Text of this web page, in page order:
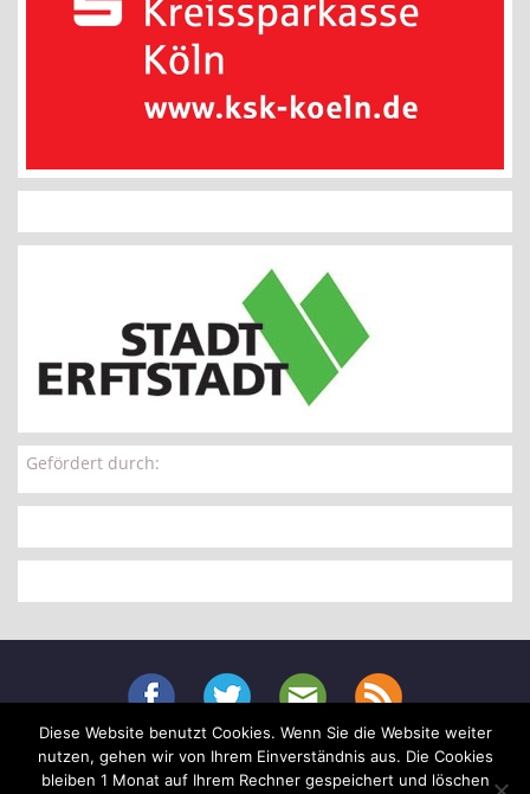
Gefördert durch:
Menu
Skip
Diese Website benutzt Cookies. Wenn Sie die Website weiter
nutzen, gehen wir von Ihrem Einverständnis aus. Die Cookies
bleiben 1 Monat auf Ihrem Rechner gespeichert und löschen